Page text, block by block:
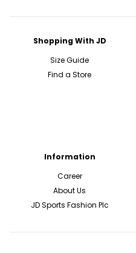
Shopping With JD
Size Guide
Find a Store
Information
Career
About Us
JD Sports Fashion Plc